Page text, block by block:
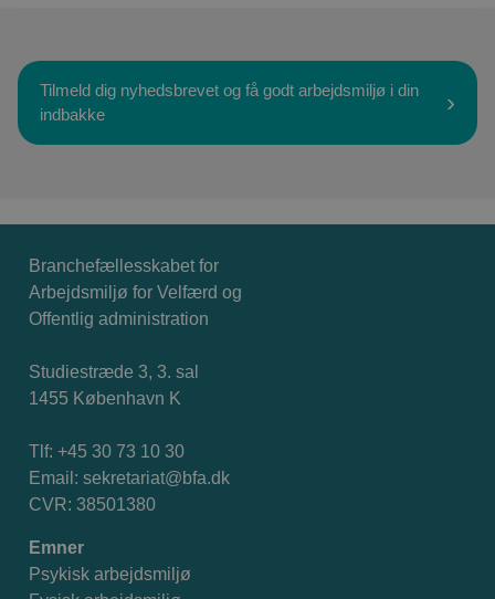
Tilmeld dig nyhedsbrevet og få godt arbejdsmiljø i din
indbakke
Branchefællesskabet for
Arbejdsmiljø for Velfærd og
Offentlig administration
Studiestræde 3, 3. sal
1455 København K
Tlf: +45 30 73 10 30
Email: sekretariat@bfa.dk
CVR: 38501380
Emner
Psykisk arbejdsmiljø